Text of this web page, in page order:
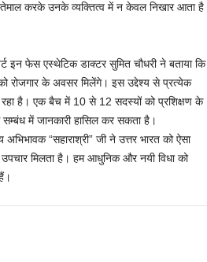
करके उनके व्यक्तित्व में न केवल निखार आता है
इन फेस एस्थेटिक डाक्टर सुमित चौधरी ने बताया कि
रोजगार के अवसर मिलेंगे। इस उद्देश्य से प्रत्येक
रहा है। एक बैच में 10 से 12 सदस्यों को प्रशिक्षण के
में जानकारी हासिल कर सकता है।
अभिभावक “सहाराश्री” जी ने उत्तर भारत को ऐसा
मिलता है। हम आधुनिक और नयी विधा को